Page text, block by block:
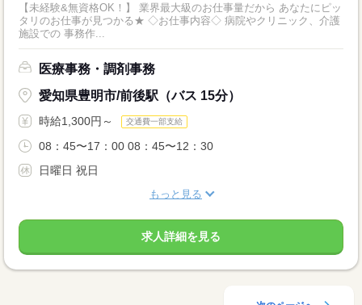
【未経験&無資格OK！】 業界最大級のお仕事量だから あなたにピッ
タリのお仕事が見つかる★ ◇お仕事内容◇ 病院やクリニック、介護
施設での 事務作...
医療事務・調剤事務
愛知県豊明市/前後駅（バス 15分）
時給1,300円～ 交通費一部支給
08：45〜17：00 08：45〜12：30
日曜日 祝日
もっと見る
求人詳細を見る